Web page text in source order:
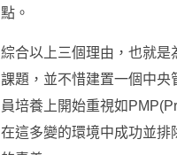
點。
綜合以上三個理由，也就
課題，並不惜建置一個中央
員培養上開始重視如
在這多變的環境中成功並